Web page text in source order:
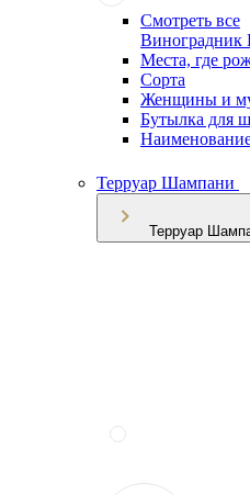
Смотреть все
Места, где
Сорта
Женщины и
Бутылка для
Терруар Шампани
Терруар